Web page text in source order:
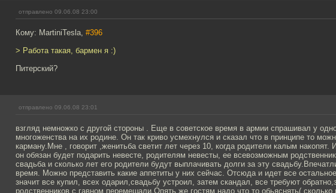
отправлено 09.06.08 23:00
Кому: MartiniTesla, #396
> Работа такая, бармен я :)
Питерский?
отправлено 09.06.08 23:01
взгляд немножко с другой стороны . Еще в советское время в армии спрашивал у
многоженства на их родине. Он так криво усмехнулся и сказал что в принципе то
карману.Мне , говорит ,женитьба светит лет через 10, когда родители калым накопят.
он обязан будет подарить невесте, родителям невесты, ее всевозможным
свадьба и сколько лет его родители будут выплачивать долги за эту
время. Можно представить какие аппетиты у них сейчас. Отсюда и идет все
значит все купил, всех одарил,свадьбу устроил, затем скандал, все требуют
родственников с гавном перемешали.Опять же гостям надо что то обьяснять(